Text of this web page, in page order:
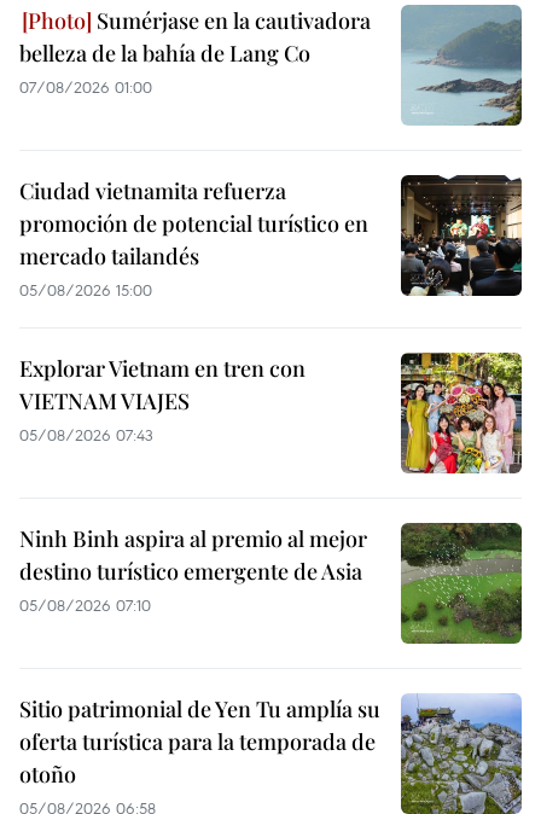
Sumérjase en la cautivadora
belleza de la bahía de Lang Co
07/08/2026 01:00
Ciudad vietnamita refuerza
promoción de potencial turístico en
mercado tailandés
05/08/2026 15:00
Explorar Vietnam en tren con
VIETNAM VIAJES
05/08/2026 07:43
Ninh Binh aspira al premio al mejor
destino turístico emergente de Asia
05/08/2026 07:10
Sitio patrimonial de Yen Tu amplía su
oferta turística para la temporada de
otoño
05/08/2026 06:58